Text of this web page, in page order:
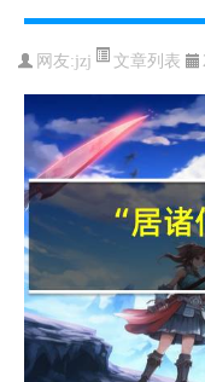
网友:jzj 文章列表